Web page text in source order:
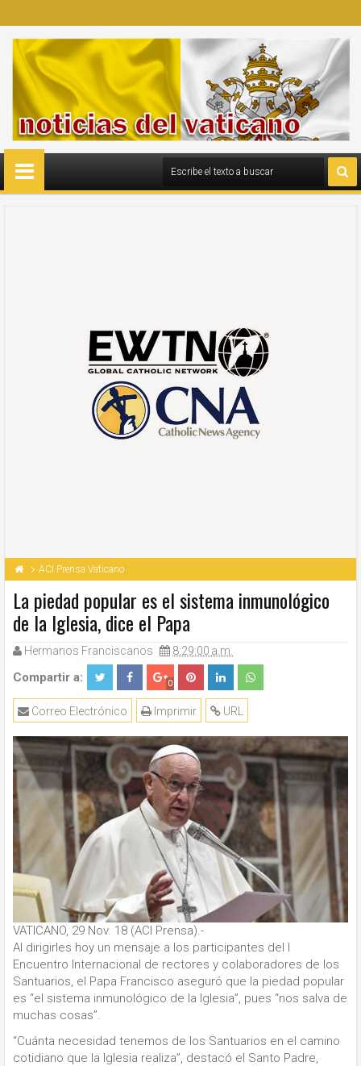
ACI Prensa Vaticano
La piedad popular es el sistema inmunológico
de la Iglesia, dice el Papa
Hermanos Franciscanos 8:29:00 a.m.
Compartir a: 0
URL
Imprimir
Correo Electrónico
VATICANO, 29 Nov. 18 (ACI Prensa).-
Al dirigirles hoy un mensaje a los participantes del I
Encuentro Internacional de rectores y colaboradores de los
Santuarios, el Papa Francisco aseguró que la piedad popular
es “el sistema inmunológico de la Iglesia”, pues “nos salva de
muchas cosas”.
“Cuánta necesidad tenemos de los Santuarios en el camino
cotidiano que la Iglesia realiza”, destacó el Santo Padre,